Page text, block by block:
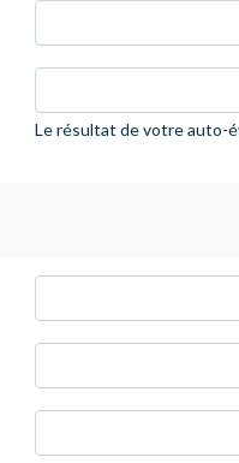
Le résultat de votre auto-